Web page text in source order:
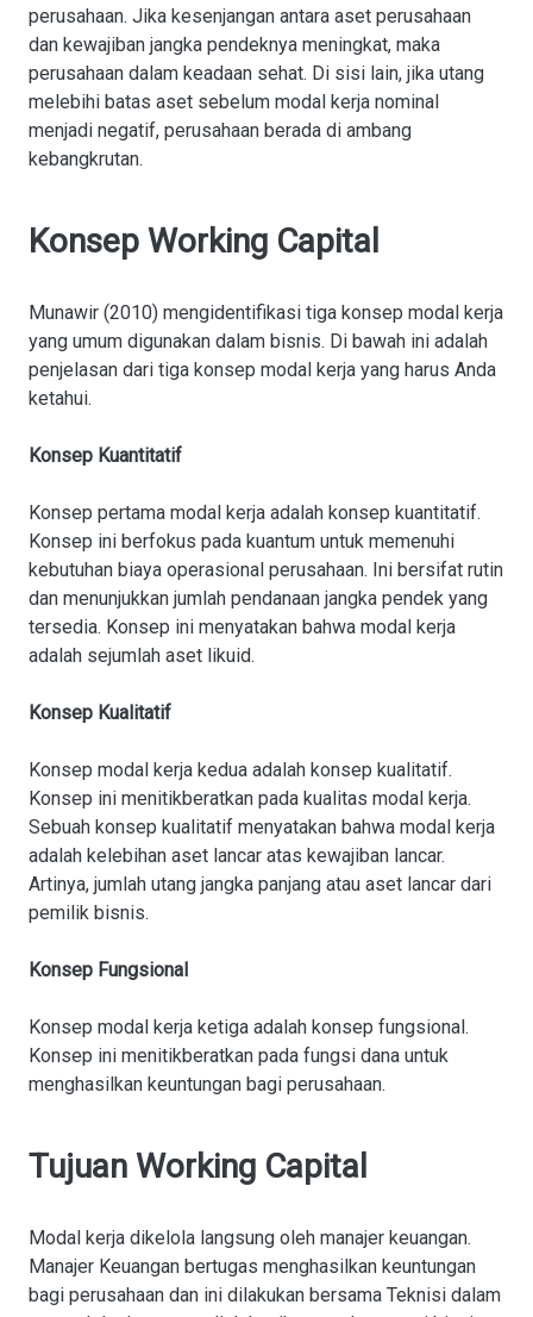
perusahaan. Jika kesenjangan antara aset perusahaan
dan kewajiban jangka pendeknya meningkat, maka
perusahaan dalam keadaan sehat. Di sisi lain, jika utang
melebihi batas aset sebelum modal kerja nominal
menjadi negatif, perusahaan berada di ambang
kebangkrutan.
Konsep Working Capital
Munawir (2010) mengidentifikasi tiga konsep modal kerja
yang umum digunakan dalam bisnis. Di bawah ini adalah
penjelasan dari tiga konsep modal kerja yang harus Anda
ketahui.
Konsep Kuantitatif
Konsep pertama modal kerja adalah konsep kuantitatif.
Konsep ini berfokus pada kuantum untuk memenuhi
kebutuhan biaya operasional perusahaan. Ini bersifat rutin
dan menunjukkan jumlah pendanaan jangka pendek yang
tersedia. Konsep ini menyatakan bahwa modal kerja
adalah sejumlah aset likuid.
Konsep Kualitatif
Konsep modal kerja kedua adalah konsep kualitatif.
Konsep ini menitikberatkan pada kualitas modal kerja.
Sebuah konsep kualitatif menyatakan bahwa modal kerja
adalah kelebihan aset lancar atas kewajiban lancar.
Artinya, jumlah utang jangka panjang atau aset lancar dari
pemilik bisnis.
Konsep Fungsional
Konsep modal kerja ketiga adalah konsep fungsional.
Konsep ini menitikberatkan pada fungsi dana untuk
menghasilkan keuntungan bagi perusahaan.
Tujuan Working Capital
Modal kerja dikelola langsung oleh manajer keuangan.
Manajer Keuangan bertugas menghasilkan keuntungan
bagi perusahaan dan ini dilakukan bersama Teknisi dalam